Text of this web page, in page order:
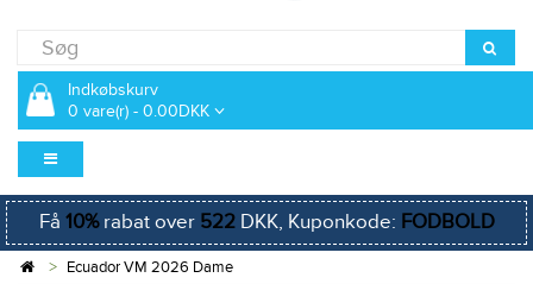
Indkøbskurv
0 vare(r) - 0.00DKK
Få 10%rabat over 522DKK, Kuponkode: FODBOLD
Ecuador VM 2026 Dame